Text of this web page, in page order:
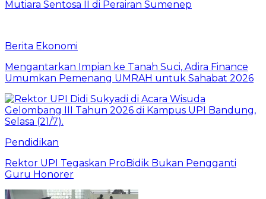
Mutiara Sentosa II di Perairan Sumenep
Berita Ekonomi
Mengantarkan Impian ke Tanah Suci, Adira Finance
Umumkan Pemenang UMRAH untuk Sahabat 2026
Pendidikan
Rektor UPI Tegaskan ProBidik Bukan Pengganti
Guru Honorer